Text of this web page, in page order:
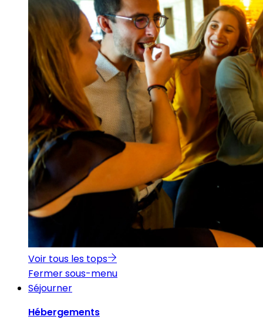
Voir tous les tops
Fermer sous-menu
Séjourner
Hébergements